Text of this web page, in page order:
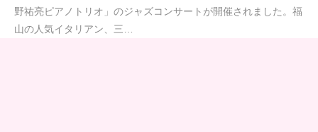
野祐亮ピアノトリオ」のジャズコンサートが開催されました。福
山の人気イタリアン、三…